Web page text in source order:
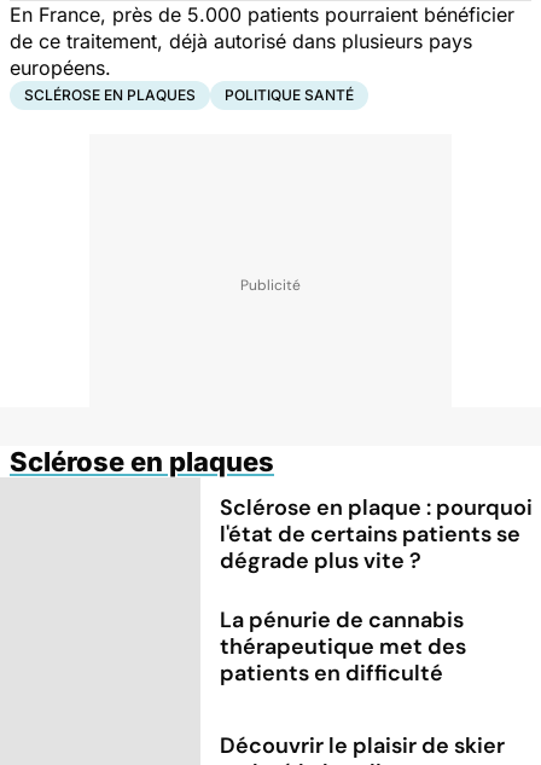
En France, près de 5.000 patients pourraient bénéficier
de ce traitement, déjà autorisé dans plusieurs pays
européens.
SCLÉROSE EN PLAQUES POLITIQUE SANTÉ
Sclérose en plaques
Sclérose en plaque : pourquoi
l'état de certains patients se
dégrade plus vite ?
La pénurie de cannabis
thérapeutique met des
patients en difficulté
Découvrir le plaisir de skier